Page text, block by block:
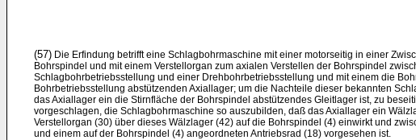
(57) Die Erfindung betrifft eine Schlagbohrmaschine mit einer motorseitig in einer
Bohrspindel und mit einem Verstellorgan zum axialen Verstellen der Bohrspindel
Schlagbohrbetriebsstellung und einer Drehbohrbetriebsstellung und mit einem die
Bohrbetriebsstellung abstützenden Axiallager; um die Nachteile dieser bekannten
das Axiallager ein die Stirnfläche der Bohrspindel abstützendes Gleitlager ist, zu
vorgeschlagen, die Schlagbohrmaschine so auszubilden, daß das Axiallager ein
Verstellorgan (30) über dieses Wälzlager (42) auf die Bohrspindel (4) einwirkt und
und einem auf der Bohrspindel (4) angeordneten Antriebsrad (18) vorgesehen ist.